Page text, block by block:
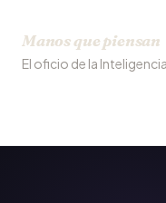
Manos que piensan
El oficio de la